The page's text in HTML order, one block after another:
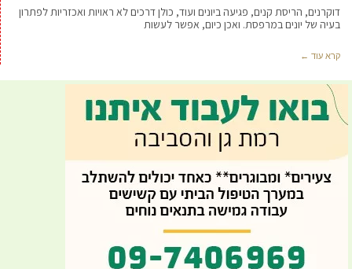
דוקרנים, הריסת קנים, פגיעה ביונים ועוד, כולן דרכים לא ראויות ואכזריות לפתרון
בעיה של יונים במרפסת. ואכן כיום, אפשר לעשות
קרא עוד ←